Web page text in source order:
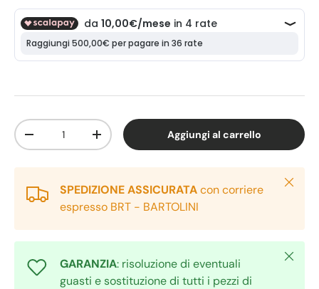
Q.tà
-
+ Aggiungi al carrello
SPEDIZIONE ASSICURATAcon corriere
espresso BRT - BARTOLINI
Chiudi
GARANZIA: risoluzione di eventuali
guasti e sostituzione di tutti i pezzi di
Chiudi